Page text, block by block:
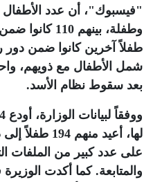
وطفلة، بينهم 110 كانوا ضمن قرى الأطفال
طفلاً آخرين كانوا ضمن
شمل الأطفال مع ذويهم،
بعد سقوط نظام الأسد.
لها، أعيد
على عدد كبير من الملفات
والمتابعة. كما أكدت